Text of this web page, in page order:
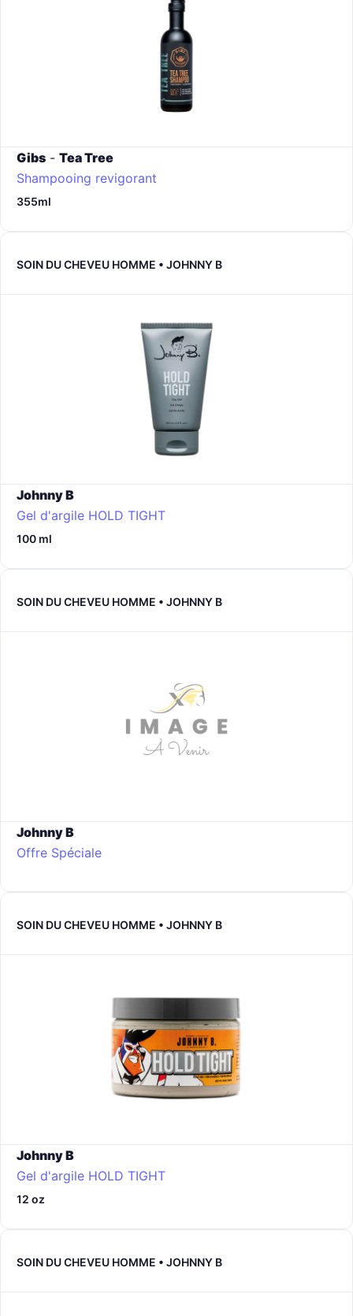
Gibs - Tea Tree
Shampooing revigorant
355ml
SOIN DU CHEVEU HOMME • JOHNNY B
Johnny B
Gel d'argile HOLD TIGHT
100 ml
SOIN DU CHEVEU HOMME • JOHNNY B
Johnny B
Offre Spéciale
SOIN DU CHEVEU HOMME • JOHNNY B
Johnny B
Gel d'argile HOLD TIGHT
12 oz
SOIN DU CHEVEU HOMME • JOHNNY B